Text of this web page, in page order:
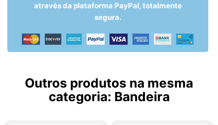
através da plataforma PayPal, totalmente
segura.
Outros produtos na mesma
categoria: Bandeira